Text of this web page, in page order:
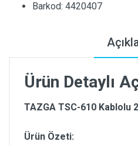
Barkod: 4420407
Ürün Detaylı
TAZGA TSC-610 Kablolu
Ürün Özeti: